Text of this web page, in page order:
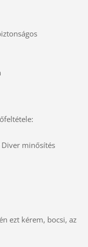
minősítés
ezt kérem, bocsi, az